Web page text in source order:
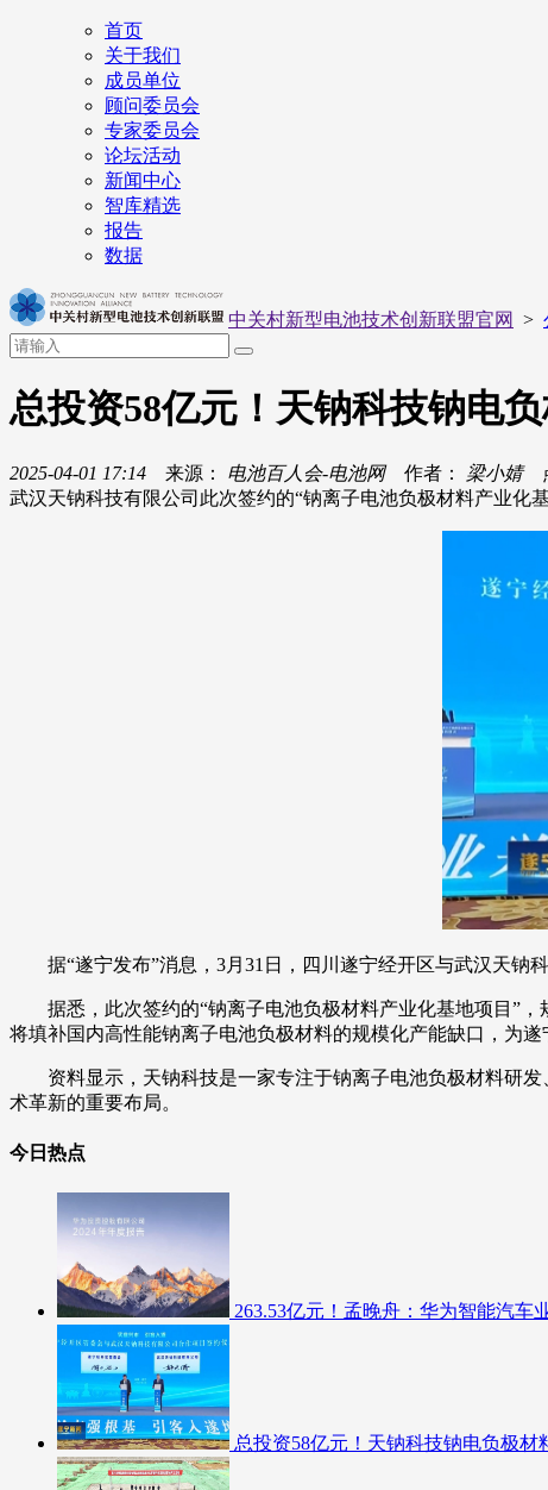
首页
关于我们
成员单位
顾问委员会
专家委员会
论坛活动
新闻中心
智库精选
报告
数据
中关村新型电池技术创新联盟官网 >
总投资58亿元！天钠科技钠电
2025-04-01 17:14 来源： 电池百人会-电池网作者： 梁小婧
武汉天钠科技有限公司此次签约的“钠离子电池负极材料产业化
据“遂宁发布”消息，3月31日，四川遂宁经开区与武汉天钠
据悉，此次签约的“钠离子电池负极材料产业化基地项目”
将填补国内高性能钠离子电池负极材料的规模化产能缺口，为遂
资料显示，天钠科技是一家专注于钠离子电池负极材料研
术革新的重要布局。
今日热点
​263.53亿元！孟晚舟：华为智能汽车
总投资58亿元！天钠科技钠电负极材